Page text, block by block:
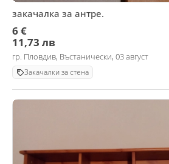
закачалка за антре.
6 €
11,73 лв
гр. Пловдив, Въстанически, 03 август
Закачалки за стена